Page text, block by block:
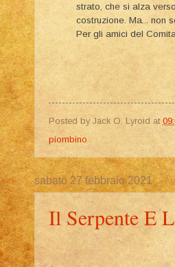
strato, che si alza
costruzione. Ma... non
Per gli amici del
Posted by Jack O. Lyroid at
piombino
sabato 27 febbraio 2021
Il Serpente E